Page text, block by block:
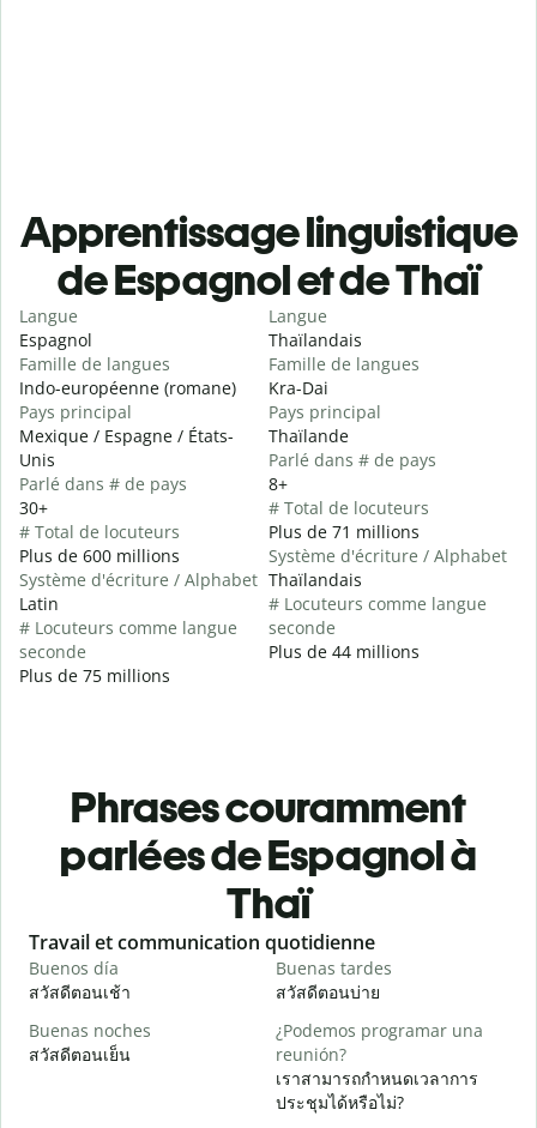
Apprentissage linguistique
de Espagnol et de Thaï
Langue
Espagnol
Famille de langues
Indo-européenne (romane)
Pays principal
Mexique / Espagne / États-
Unis
Parlé dans # de pays
30+
# Total de locuteurs
Plus de 600 millions
Système d'écriture / Alphabet
Latin
# Locuteurs comme langue
seconde
Plus de 75 millions
Langue
Thaïlandais
Famille de langues
Kra-Dai
Pays principal
Thaïlande
Parlé dans # de pays
8+
# Total de locuteurs
Plus de 71 millions
Système d'écriture / Alphabet
Thaïlandais
# Locuteurs comme langue
seconde
Plus de 44 millions
Phrases couramment
parlées de Espagnol à
Thaï
Slide 1 of 6
Travail et communication quotidienne
Buenos día
สวัสดีตอนเช้า
Buenas tardes
สวัสดีตอนบ่าย
Buenas noches
สวัสดีตอนเย็น
¿Podemos programar una
reunión?
เราสามารถกำหนดเวลาการ
ประชุมได้หรือไม่?